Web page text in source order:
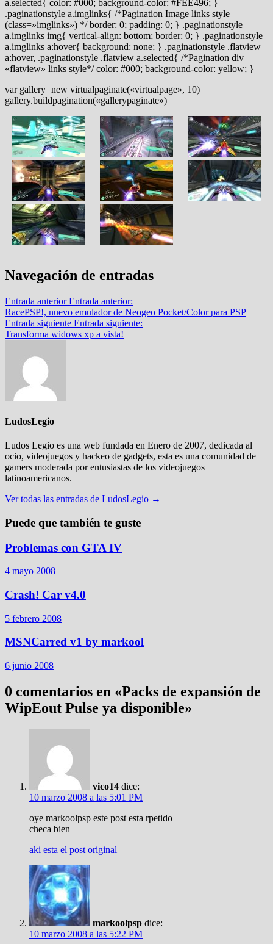
a.selected{ color: #000; background-color: #FEE496; }
.paginationstyle a.imglinks{ /*Pagination Image links style
(class=»imglinks») */ border: 0; padding: 0; } .paginationstyle
a.imglinks img{ vertical-align: bottom; border: 0; } .paginationstyle
a.imglinks a:hover{ background: none; } .paginationstyle .flatview
a:hover, .paginationstyle .flatview a.selected{ /*Pagination div
«flatview» links style*/ color: #000; background-color: yellow; }
var gallery=new virtualpaginate(«virtualpage», 10)
gallery.buildpagination(«gallerypaginate»)
Navegación de entradas
Entrada anterior Entrada anterior:
RacePSP!, nuevo emulador de Neogeo Pocket/Color para PSP
Entrada siguiente Entrada siguiente:
Transforma widows xp a vista!
LudosLegio
Ludos Legio es una web fundada en Enero de 2007, dedicada al
ocio, videojuegos y hackeo de gadgets, esta es una comunidad de
gamers moderada por entusiastas de los videojuegos
latinoamericanos.
Ver todas las entradas de LudosLegio →
Puede que también te guste
Problemas con GTA IV
4 mayo 2008
Crash! Car v4.0
5 febrero 2008
MSNCarred v1 by markool
6 junio 2008
0 comentarios en «Packs de expansión de
WipEout Pulse ya disponible»
vico14 dice:
10 marzo 2008 a las 5:01 PM
oye markoolpsp este post esta rpetido
checa bien
aki esta el post original
markoolpsp dice:
10 marzo 2008 a las 5:22 PM